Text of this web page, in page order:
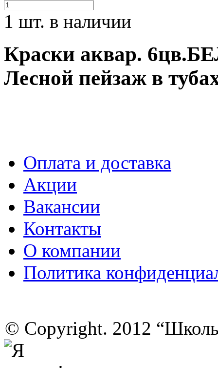
1 шт. в наличии
Краски аквар.
Лесной пейзаж в
Оплата и доставка
Акции
Вакансии
Контакты
О компании
Политика
© Copyright. 2012